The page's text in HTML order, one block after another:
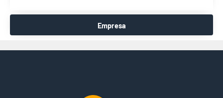
Empresa